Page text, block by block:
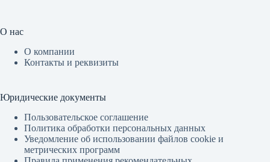
О нас
О компании
Контакты и реквизиты
Юридические документы
Пользовательское соглашение
Политика обработки персональных данных
Уведомление об использовании файлов cookie и
метрических программ